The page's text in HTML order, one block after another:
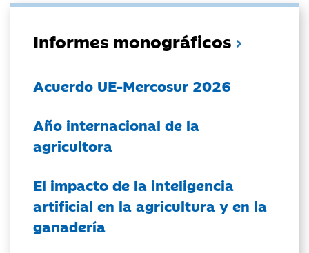
Informes monográficos
Acuerdo UE-Mercosur 2026
Año internacional de la
agricultora
El impacto de la inteligencia
artificial en la agricultura y en la
ganadería